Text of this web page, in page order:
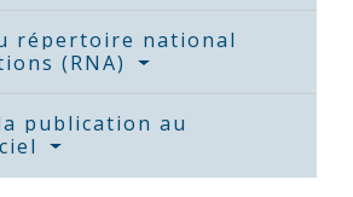
répertoire national
(RNA)
publication au